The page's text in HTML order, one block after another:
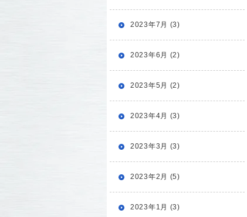
2023年7月 (3)
2023年6月 (2)
2023年5月 (2)
2023年4月 (3)
2023年3月 (3)
2023年2月 (5)
2023年1月 (3)